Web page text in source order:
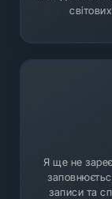
Я ще не
записи та